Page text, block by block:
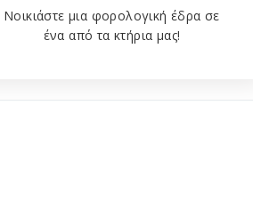
Νοικιάστε μια φορολογική έδρα σε
ένα από τα κτήρια μας!